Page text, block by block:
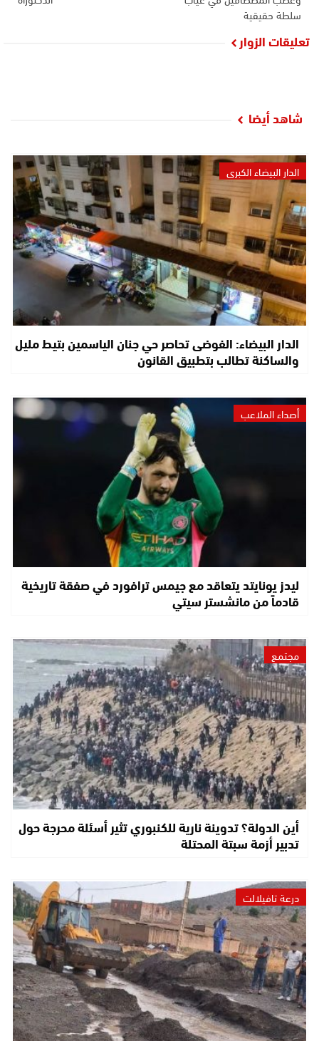
سلطة حقيقية
تعليقات الزوار
شاهد أيضا
الدار البيضاء الكبرى
الدار البيضاء: الفوضى تحاصر حي جنان الياسمين بتيط مليل
والساكنة تطالب بتطبيق القانون
أصداء الملاعب
ليدز يونايتد يتعاقد مع جيمس ترافورد في صفقة تاريخية
قادماً من مانشستر سيتي
مجتمع
أين الدولة؟ تدوينة نارية للكنبوري تثير أسئلة محرجة حول
تدبير أزمة سبتة المحتلة
درعة تافيلالت